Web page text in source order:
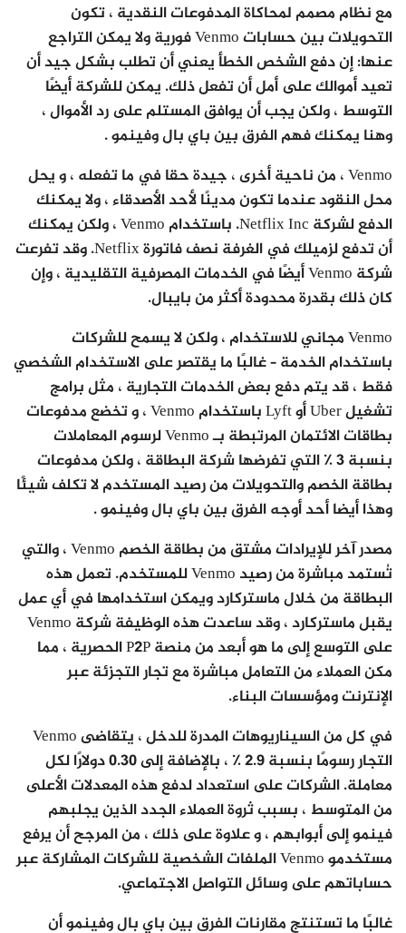
مع نظام مصمم لمحاكاة المدفوعات النقدية ، تكون
التحويلات بين حسابات Venmo فورية ولا يمكن التراجع
عنها: إن دفع الشخص الخطأ يعني أن تطلب بشكل جيد أن
تعيد أموالك على أمل أن تفعل ذلك. يمكن للشركة أيضًا
التوسط ، ولكن يجب أن يوافق المستلم على رد الأموال ،
وهنا يمكنك فهم الفرق بين باي بال وفينمو .
Venmo ، من ناحية أخرى ، جيدة حقا في ما تفعله ، و يحل
محل النقود عندما تكون مدينًا لأحد الأصدقاء ، ولا يمكنك
الدفع لشركة Netflix Inc. باستخدام Venmo ، ولكن يمكنك
أن تدفع لزميلك في الغرفة نصف فاتورة Netflix. وقد تفرعت
شركة Venmo أيضًا في الخدمات المصرفية التقليدية ، وإن
كان ذلك بقدرة محدودة أكثر من بايبال.
Venmo مجاني للاستخدام ، ولكن لا يسمح للشركات
باستخدام الخدمة – غالبًا ما يقتصر على الاستخدام الشخصي
فقط ، قد يتم دفع بعض الخدمات التجارية ، مثل برامج
تشغيل Uber أو Lyft باستخدام Venmo ، و تخضع مدفوعات
بطاقات الائتمان المرتبطة بـ Venmo لرسوم المعاملات
بنسبة 3 ٪ التي تفرضها شركة البطاقة ، ولكن مدفوعات
بطاقة الخصم والتحويلات من رصيد المستخدم لا تكلف شيئًا
وهذا أيضا أحد أوجه الفرق بين باي بال وفينمو .
مصدر آخر للإيرادات مشتق من بطاقة الخصم Venmo ، والتي
تُستمد مباشرة من رصيد Venmo للمستخدم. تعمل هذه
البطاقة من خلال ماستركارد ويمكن استخدامها في أي عمل
يقبل ماستركارد ، وقد ساعدت هذه الوظيفة شركة Venmo
على التوسع إلى ما هو أبعد من منصة P2P الحصرية ، مما
مكن العملاء من التعامل مباشرة مع تجار التجزئة عبر
الإنترنت ومؤسسات البناء.
في كل من السيناريوهات المدرة للدخل ، يتقاضى Venmo
التجار رسومًا بنسبة 2.9 ٪ ، بالإضافة إلى 0.30 دولارًا لكل
معاملة. الشركات على استعداد لدفع هذه المعدلات الأعلى
من المتوسط ​​، بسبب ثروة العملاء الجدد الذين يجلبهم
فينمو إلى أبوابهم ، و علاوة على ذلك ، من المرجح أن يرفع
مستخدمو Venmo الملفات الشخصية للشركات المشاركة عبر
حساباتهم على وسائل التواصل الاجتماعي.
غالبًا ما تستنتج مقارنات الفرق بين باي بال وفينمو أن